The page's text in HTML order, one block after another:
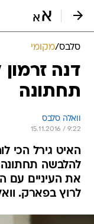
סלבס/מקומי
דנה
תחתונה
וואלה סלבס
15.11.2016 / 9:22
האיט גירל הכי
להלבשה
את העיניים עם
לרוץ בפארק.